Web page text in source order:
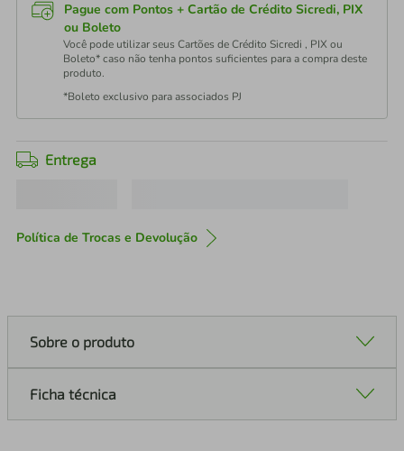
Pague com Pontos + Cartão de Crédito Sicredi, PIX
ou Boleto
Você pode utilizar seus Cartões de Crédito Sicredi , PIX ou
Boleto* caso não tenha pontos suficientes para a compra deste
produto.
*Boleto exclusivo para associados PJ
Entrega
Política de Trocas e Devolução
Sobre o produto
Ficha técnica